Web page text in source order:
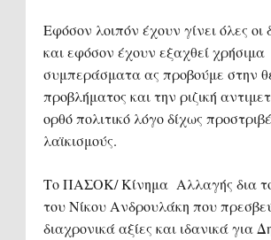
Εφόσον λοιπόν έχουν γίνει όλες οι
και εφόσον έχουν εξαχθεί χρήσιμα
συμπεράσματα ας προβούμε στην
προβλήματος και την ριζική
ορθό πολιτικό λόγο δίχως
λαϊκισμούς.
Το ΠΑΣΟΚ/ Κίνημα Αλλαγής δια
του Νίκου Ανδρουλάκη που
διαχρονικά αξίες και ιδανικά για